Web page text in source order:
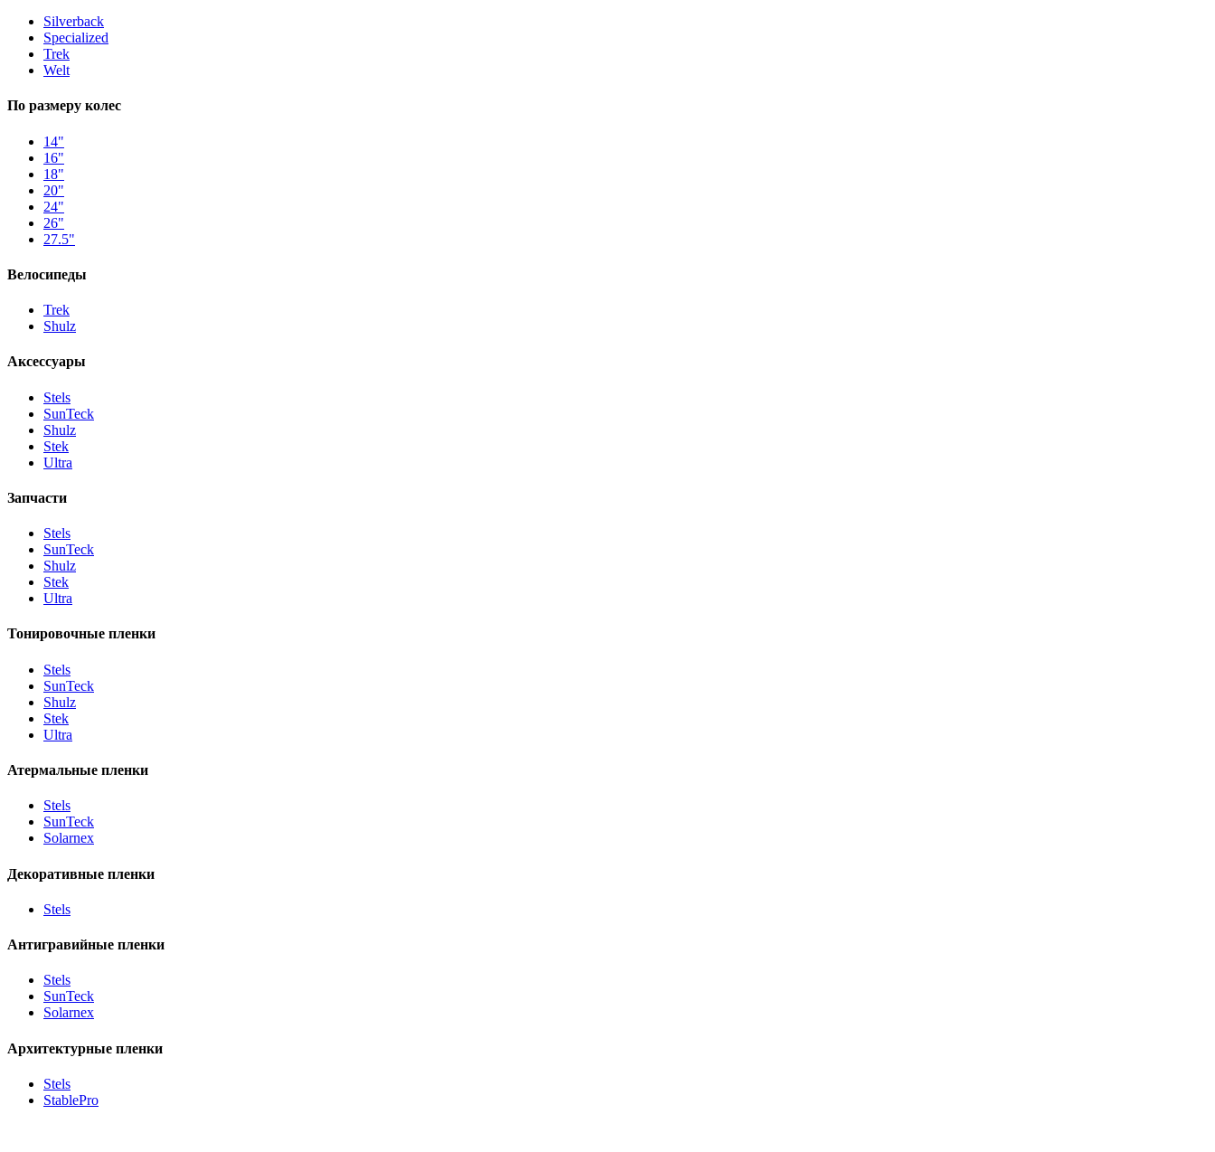
Silverback
Specialized
Trek
Welt
По размеру колес
14"
16"
18"
20"
24"
26"
27.5"
Велосипеды
Trek
Shulz
Аксессуары
Stels
SunTeck
Shulz
Stek
Ultra
Запчасти
Stels
SunTeck
Shulz
Stek
Ultra
Тонировочные пленки
Stels
SunTeck
Shulz
Stek
Ultra
Атермальные пленки
Stels
SunTeck
Solarnex
Декоративные пленки
Stels
Антигравийные пленки
Stels
SunTeck
Solarnex
Архитектурные пленки
Stels
StablePro